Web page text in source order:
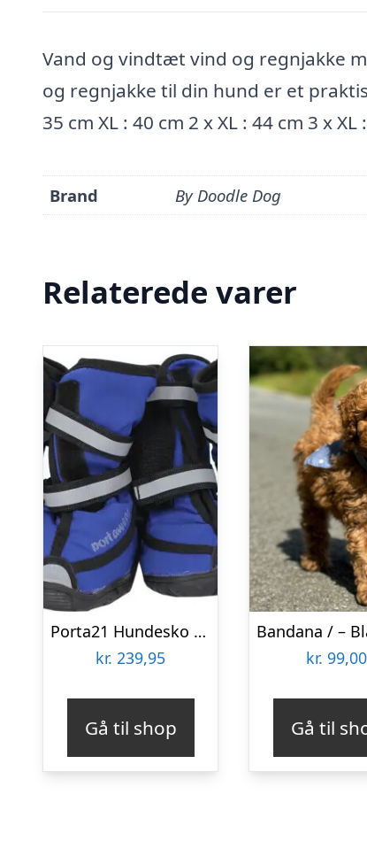
Vand og vindtæt vind og regnjakke
og regnjakke til din hund er et
35 cm XL : 40 cm 2 x XL : 44 cm 3 x XL
Brand By Doodle Dog
Relaterede varer
Porta21 Hundesko – Blå – Xl
kr. 239,95
Gå til shop
kr. 99,00
Gå til